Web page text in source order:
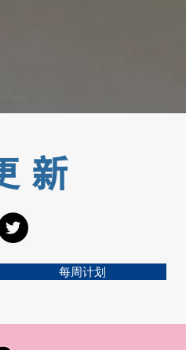
新
每周计划